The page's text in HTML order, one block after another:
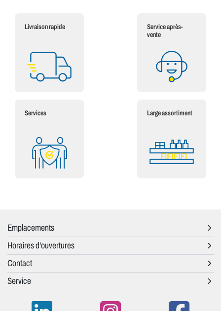
Livraison rapide
Service après-
vente
Services Large assortiment
Emplacements
Horaires d'ouvertures
Contact
Service